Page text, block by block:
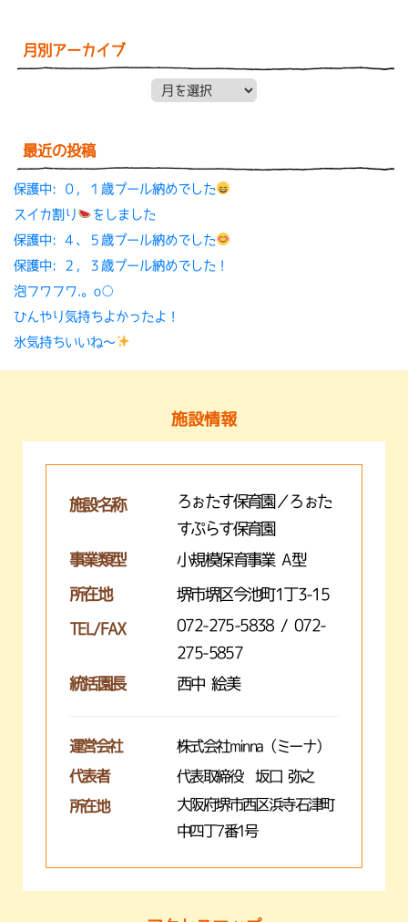
月別アーカイブ
最近の投稿
保護中: ０，１歳プール納めでした
スイカ割り
をしました
保護中: ４、５歳プール納めでした
保護中: ２，３歳プール納めでした！
泡フワフワ.。o○
ひんやり気持ちよかったよ！
氷気持ちいいね〜
施設情報
施設名称
ろぉたす保育園／ろぉた
すぷらす保育園
事業類型
小規模保育事業 A型
所在地 堺市堺区今池町1丁3-15
TEL/FAX
072-275-5838 / 072-
275-5857
統括園長
西中 絵美
運営会社 株式会社minna（ミーナ）
代表者 代表取締役 坂口 弥之
所在地
大阪府堺市西区浜寺石津町
中四丁7番1号